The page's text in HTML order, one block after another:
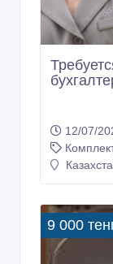
12/07/
9 000